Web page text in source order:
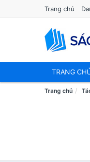
Trang chủ
TRANG
Trang chủ